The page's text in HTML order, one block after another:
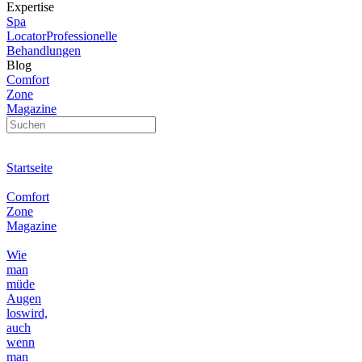
Expertise
Spa
LocatorProfessionelle
Behandlungen
Blog
Comfort
Zone
Magazine
Startseite
Comfort
Zone
Magazine
Wie
man
müde
Augen
loswird,
auch
wenn
man